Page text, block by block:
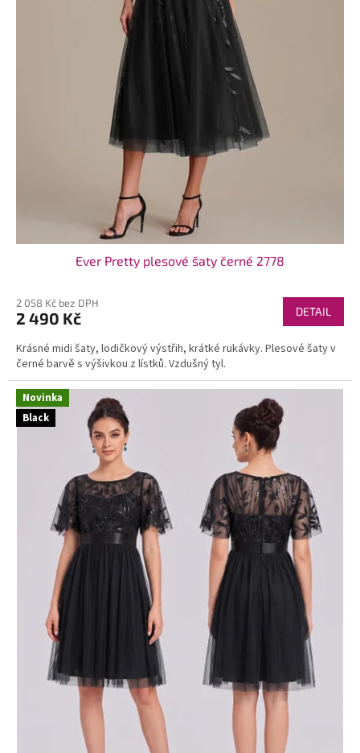
Ever Pretty plesové šaty černé 2778
2 058 Kč bez DPH
2 490 Kč DETAIL
Krásné midi šaty, lodičkový výstřih, krátké rukávky. Plesové šaty v
černé barvě s výšivkou z lístků. Vzdušný tyl.
Novinka
Black